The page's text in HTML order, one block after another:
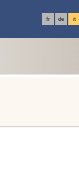
fr de it